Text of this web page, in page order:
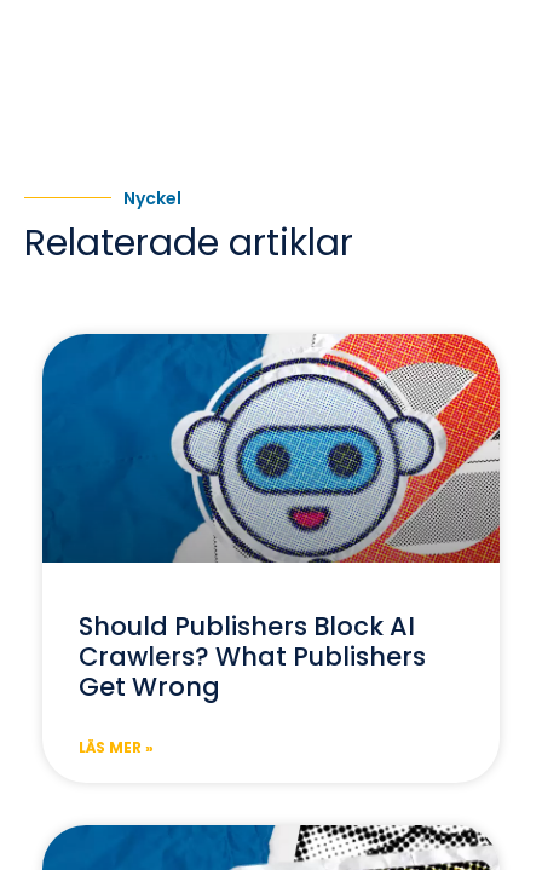
Nyckel
Relaterade artiklar
Should Publishers Block AI
Crawlers? What Publishers
Get Wrong
LÄS MER »